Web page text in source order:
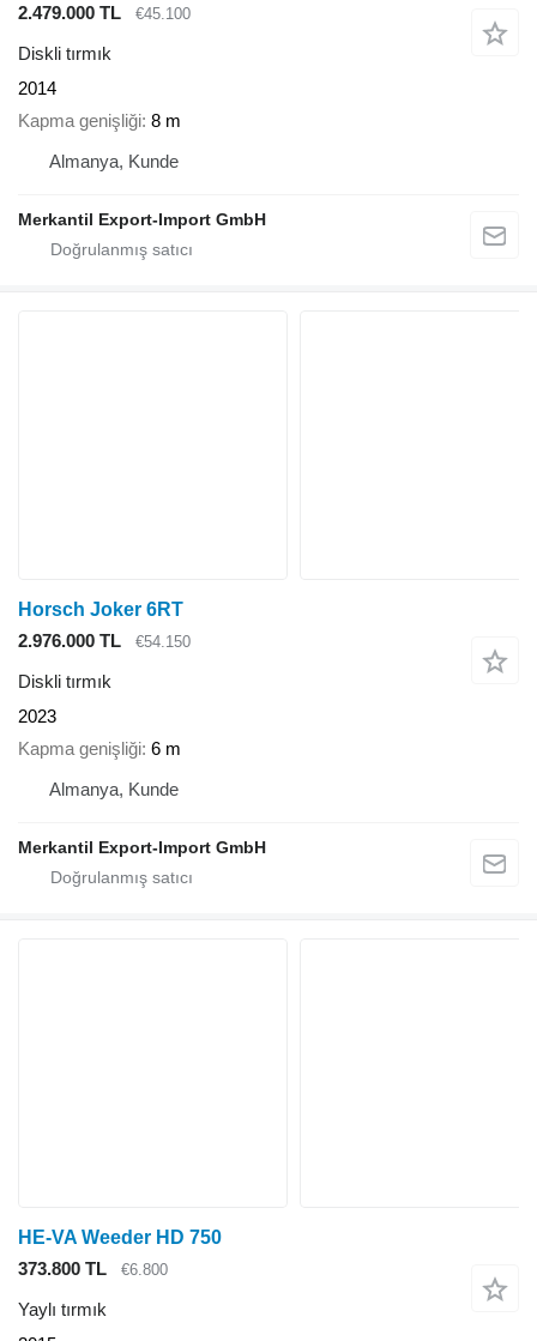
2.479.000 TL
€45.100
Diskli tırmık
2014
Kapma genişliği 8 m
Almanya, Kunde
Merkantil Export-Import GmbH
Horsch Joker 6RT
2.976.000 TL
€54.150
Diskli tırmık
2023
Kapma genişliği 6 m
Almanya, Kunde
Merkantil Export-Import GmbH
HE-VA Weeder HD 750
373.800 TL
€6.800
Yaylı tırmık